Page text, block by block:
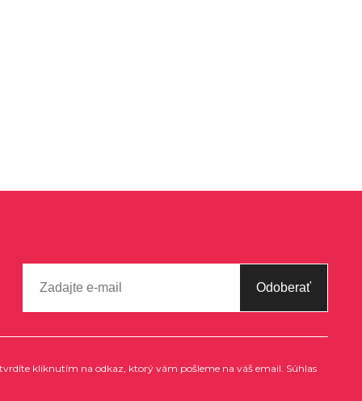
Odoberať
kliknutím na odkaz, ktorý vám pošleme na váš email. Súhlas